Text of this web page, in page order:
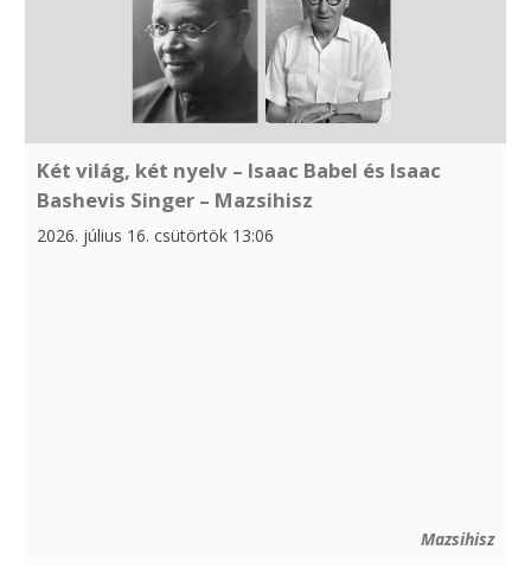
Két világ, két nyelv – Isaac Babel és Isaac
Bashevis Singer – Mazsihisz
2026. július 16. csütörtök 13:06
Mazsihisz